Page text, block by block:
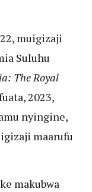
muigizaji
Suluhu
The Royal
2023,
nyingine,
maarufu
makubwa